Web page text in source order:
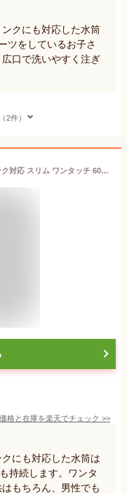
クにも対応した水筒
ツをしているお子さ
口で洗いやすく注ぎ
2件）
水筒 ステンレス 直飲み スポーツドリンク対応 スリム ワンタッチ 600ml （ 保温 保冷 ワンプッシュ ステンレスボトル スポーツボトル 0.6L 直のみ すいとう ボトル ダイレクトボトル スポーツ飲料対応 ） 【39ショップ】
価格と在庫を楽天でチェック >>
にも対応した水筒は
持続します。ワンタ
もちろん、男性でも